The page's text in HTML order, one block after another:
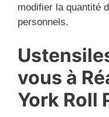
modifier la quantité
personnels.
vous à
York Roll